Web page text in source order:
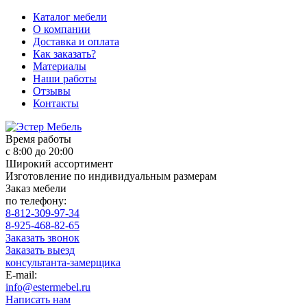
Каталог мебели
О компании
Доставка и оплата
Как заказать?
Материалы
Наши работы
Отзывы
Контакты
Время работы
с 8:00 до 20:00
Широкий ассортимент
Изготовление по индивидуальным размерам
Заказ мебели
по телефону:
8-812-309-97-34
8-925-468-82-65
Заказать звонок
Заказать выезд
консультанта-замерщика
E-mail:
info@estermebel.ru
Написать нам